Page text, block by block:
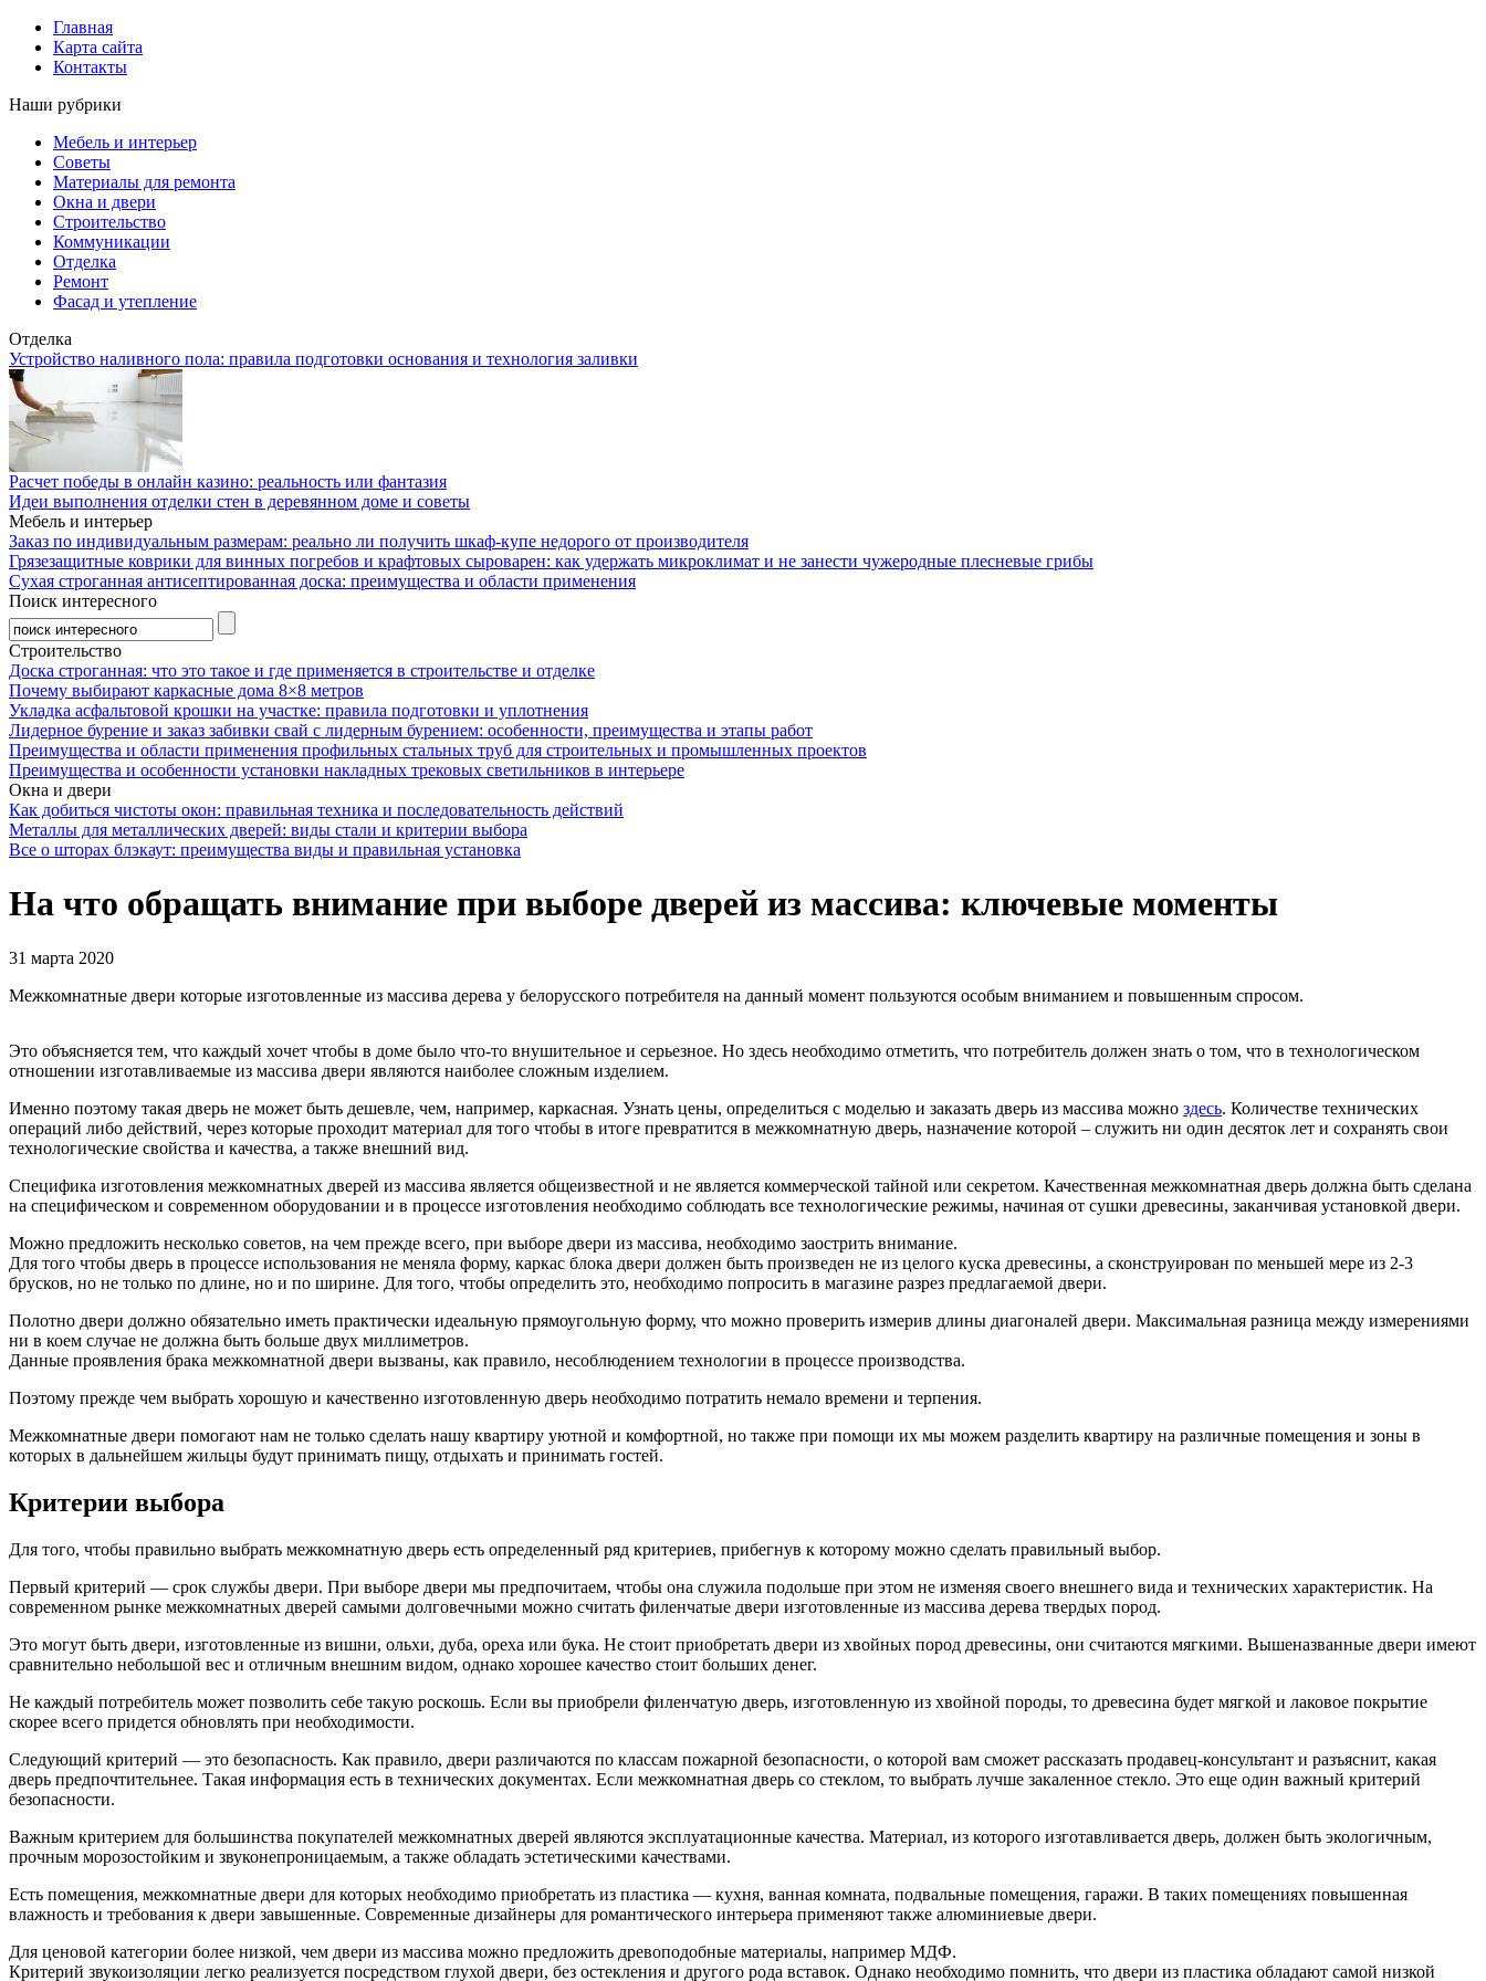
Главная
Карта сайта
Контакты
Наши рубрики
Мебель и интерьер
Советы
Материалы для ремонта
Окна и двери
Строительство
Коммуникации
Отделка
Ремонт
Фасад и утепление
Отделка
Устройство наливного пола: правила подготовки основания и технология заливки
Расчет победы в онлайн казино: реальность или фантазия
Идеи выполнения отделки стен в деревянном доме и советы
Мебель и интерьер
Заказ по индивидуальным размерам: реально ли получить шкаф-купе недорого от производителя
Грязезащитные коврики для винных погребов и крафтовых сыроварен: как удержать микроклимат и не занести чужеродные плесневые грибы
Сухая строганная антисептированная доска: преимущества и области применения
Поиск интересного
Строительство
Доска строганная: что это такое и где применяется в строительстве и отделке
Почему выбирают каркасные дома 8×8 метров
Укладка асфальтовой крошки на участке: правила подготовки и уплотнения
Лидерное бурение и заказ забивки свай с лидерным бурением: особенности, преимущества и этапы работ
Преимущества и области применения профильных стальных труб для строительных и промышленных проектов
Преимущества и особенности установки накладных трековых светильников в интерьере
Окна и двери
Как добиться чистоты окон: правильная техника и последовательность действий
Металлы для металлических дверей: виды стали и критерии выбора
Все о шторах блэкаут: преимущества виды и правильная установка
На что обращать внимание при выборе дверей из массива: ключевые моменты
31 марта 2020
Межкомнатные двери которые изготовленные из массива дерева у белорусского потребителя на данный момент пользуются особым вниманием и повышенным спросом.
Это объясняется тем, что каждый хочет чтобы в доме было что-то внушительное и серьезное. Но здесь необходимо отметить, что потребитель должен знать о том, что в технологическом
отношении изготавливаемые из массива двери являются наиболее сложным изделием.
Именно поэтому такая дверь не может быть дешевле, чем, например, каркасная. Узнать цены, определиться с моделью и заказать дверь из массива можно здесь. Количестве технических
операций либо действий, через которые проходит материал для того чтобы в итоге превратится в межкомнатную дверь, назначение которой – служить ни один десяток лет и сохранять свои
технологические свойства и качества, а также внешний вид.
Специфика изготовления межкомнатных дверей из массива является общеизвестной и не является коммерческой тайной или секретом. Качественная межкомнатная дверь должна быть сделана
на специфическом и современном оборудовании и в процессе изготовления необходимо соблюдать все технологические режимы, начиная от сушки древесины, заканчивая установкой двери.
Можно предложить несколько советов, на чем прежде всего, при выборе двери из массива, необходимо заострить внимание.
Для того чтобы дверь в процессе использования не меняла форму, каркас блока двери должен быть произведен не из целого куска древесины, а сконструирован по меньшей мере из 2-3
брусков, но не только по длине, но и по ширине. Для того, чтобы определить это, необходимо попросить в магазине разрез предлагаемой двери.
Полотно двери должно обязательно иметь практически идеальную прямоугольную форму, что можно проверить измерив длины диагоналей двери. Максимальная разница между измерениями
ни в коем случае не должна быть больше двух миллиметров.
Данные проявления брака межкомнатной двери вызваны, как правило, несоблюдением технологии в процессе производства.
Поэтому прежде чем выбрать хорошую и качественно изготовленную дверь необходимо потратить немало времени и терпения.
Межкомнатные двери помогают нам не только сделать нашу квартиру уютной и комфортной, но также при помощи их мы можем разделить квартиру на различные помещения и зоны в
которых в дальнейшем жильцы будут принимать пищу, отдыхать и принимать гостей.
Критерии выбора
Для того, чтобы правильно выбрать межкомнатную дверь есть определенный ряд критериев, прибегнув к которому можно сделать правильный выбор.
Первый критерий — срок службы двери. При выборе двери мы предпочитаем, чтобы она служила подольше при этом не изменяя своего внешнего вида и технических характеристик. На
современном рынке межкомнатных дверей самыми долговечными можно считать филенчатые двери изготовленные из массива дерева твердых пород.
Это могут быть двери, изготовленные из вишни, ольхи, дуба, ореха или бука. Не стоит приобретать двери из хвойных пород древесины, они считаются мягкими. Вышеназванные двери имеют
сравнительно небольшой вес и отличным внешним видом, однако хорошее качество стоит больших денег.
Не каждый потребитель может позволить себе такую роскошь. Если вы приобрели филенчатую дверь, изготовленную из хвойной породы, то древесина будет мягкой и лаковое покрытие
скорее всего придется обновлять при необходимости.
Следующий критерий — это безопасность. Как правило, двери различаются по классам пожарной безопасности, о которой вам сможет рассказать продавец-консультант и разъяснит, какая
дверь предпочтительнее. Такая информация есть в технических документах. Если межкомнатная дверь со стеклом, то выбрать лучше закаленное стекло. Это еще один важный критерий
безопасности.
Важным критерием для большинства покупателей межкомнатных дверей являются эксплуатационные качества. Материал, из которого изготавливается дверь, должен быть экологичным,
прочным морозостойким и звуконепроницаемым, а также обладать эстетическими качествами.
Есть помещения, межкомнатные двери для которых необходимо приобретать из пластика — кухня, ванная комната, подвальные помещения, гаражи. В таких помещениях повышенная
влажность и требования к двери завышенные. Современные дизайнеры для романтического интерьера применяют также алюминиевые двери.
Для ценовой категории более низкой, чем двери из массива можно предложить древоподобные материалы, например МДФ.
Критерий звукоизоляции легко реализуется посредством глухой двери, без остекления и другого рода вставок. Однако необходимо помнить, что двери из пластика обладают самой низкой